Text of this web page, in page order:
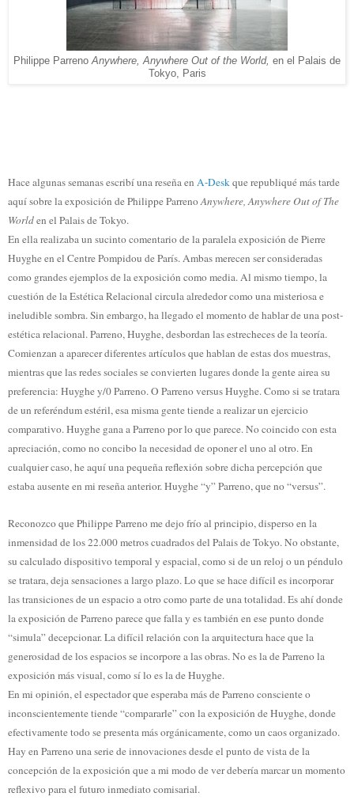
Philippe ParrenoAnywhere, Anywhere Out of the World, en el Palais de
Tokyo, Paris
Hace algunas semanas escribí una reseña en A-Deskque republiqué más tarde
aquí sobre la exposición de Philippe ParrenoAnywhere, Anywhere Out of The
Worlden el Palais de Tokyo.
En ella realizaba un sucinto comentario de la paralela exposición de Pierre
Huyghe en el Centre Pompidou de París. Ambas merecen ser consideradas
como grandes ejemplos de la exposición como media. Al mismo tiempo, la
cuestión de la Estética Relacional circula alrededor como una misteriosa e
ineludible sombra. Sin embargo, ha llegado el momento de hablar de una post-
estética relacional. Parreno, Huyghe, desbordan las estrecheces de la teoría.
Comienzan a aparecer diferentes artículos que hablan de estas dos muestras,
mientras que las redes sociales se convierten lugares donde la gente airea su
preferencia: Huyghe y/0 Parreno. O Parreno versus Huyghe. Como si se tratara
de un referéndum estéril, esa misma gente tiende a realizar un ejercicio
comparativo. Huyghe gana a Parreno por lo que parece. No coincido con esta
apreciación, como no concibo la necesidad de oponer el uno al otro. En
cualquier caso, he aquí una pequeña reflexión sobre dicha percepción que
estaba ausente en mi reseña anterior. Huyghe “y” Parreno, que no “versus”.
Reconozco que Philippe Parreno me dejo frío al principio, disperso en la
inmensidad de los 22.000 metros cuadrados del Palais de Tokyo. No obstante,
su calculado dispositivo temporal y espacial, como si de un reloj o un péndulo
se tratara, deja sensaciones a largo plazo. Lo que se hace difícil es incorporar
las transiciones de un espacio a otro como parte de una totalidad. Es ahí donde
la exposición de Parreno parece que falla y es también en ese punto donde
“simula” decepcionar. La difícil relación con la arquitectura hace que la
generosidad de los espacios se incorpore a las obras. No es la de Parreno la
exposición más visual, como sí lo es la de Huyghe.
En mi opinión, el espectador que esperaba más de Parreno consciente o
inconscientemente tiende “compararle” con la exposición de Huyghe, donde
efectivamente todo se presenta más orgánicamente, como un caos organizado.
Hay en Parreno una serie de innovaciones desde el punto de vista de la
concepción de la exposición que a mi modo de ver debería marcar un momento
reflexivo para el futuro inmediato comisarial.